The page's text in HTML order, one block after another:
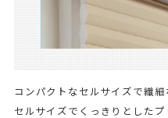
コンパクトなセルサイズで繊
セルサイズでくっきりとした